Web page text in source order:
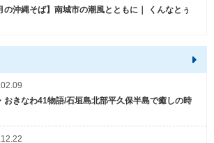
の沖縄そば】南城市の潮風とともに｜ くんなとぅ
おきなわ41物語/石垣島北部平久保半島で癒しの時